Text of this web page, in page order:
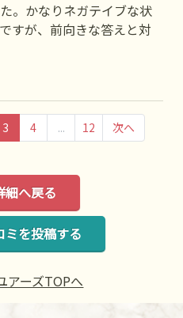
。かなりネガテイブな状
すが、前向きな答えと対
3 4 ... 12 次へ
細へ戻る
ミを投稿する
アーズTOPへ